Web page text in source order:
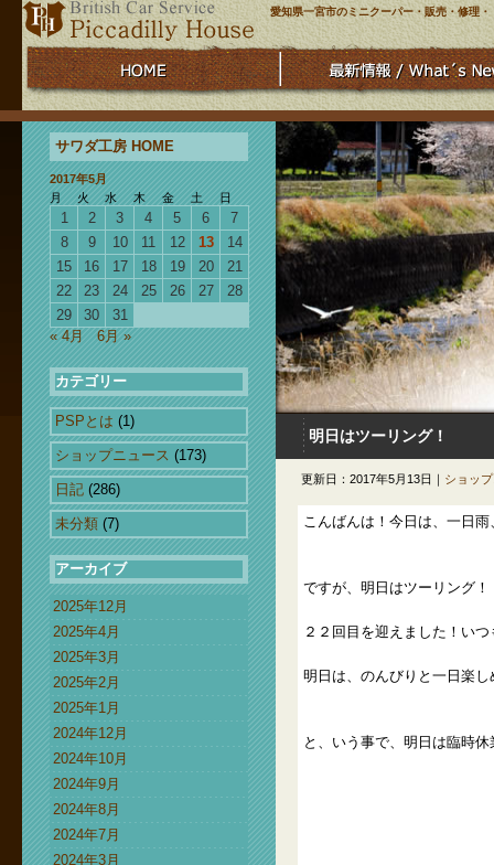
愛知県一宮市のミニクーパー・販売・修理
サワダ工房 HOME
2017年5月
月
火 水 木 金 土 日
1 2 3 4 5 6
7
8
9 10 11 12 13
14
15
16 17 18 19 20
21
22
23 24 25 26 27
28
29
30
31
« 4月
6月 »
カテゴリー
PSPとは (1)
ショップニュース (173)
日記 (286)
未分類 (7)
アーカイブ
2025年12月
2025年4月
2025年3月
2025年2月
2025年1月
2024年12月
2024年10月
2024年9月
2024年8月
2024年7月
2024年3月
明日はツーリング！
更新日：2017年5月13日｜ ショッ
こんばんは！今日は、一日
ですが、明日はツーリング
２２回目を迎えました！い
明日は、のんびりと一日楽
と、いう事で、明日は臨時